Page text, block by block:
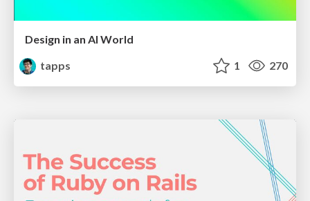
Design in an AI World
tapps
1 270